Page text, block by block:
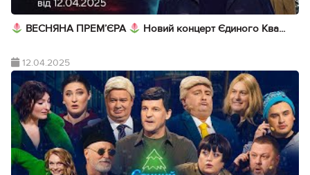
ВЕСНЯНА ПРЕМ’ЄРА Новий концерт Єдиного Ква...
12.04.2025